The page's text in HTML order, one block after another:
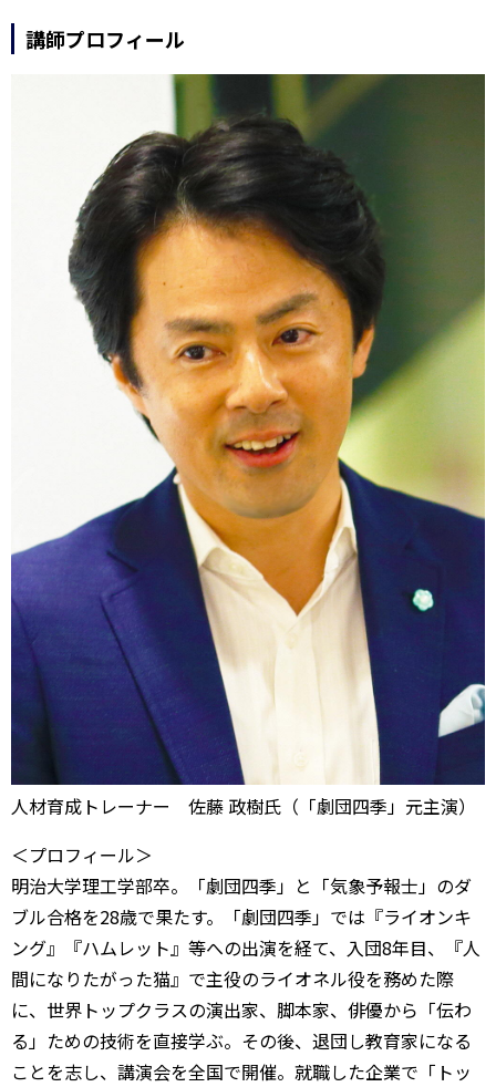
講師プロフィール
人材育成トレーナー 佐藤 政樹氏（「劇団四季」元主演）
＜プロフィール＞
明治大学理工学部卒。「劇団四季」と「気象予報士」のダ
ブル合格を28歳で果たす。「劇団四季」では『ライオンキ
ング』『ハムレット』等への出演を経て、入団8年目、『人
間になりたがった猫』で主役のライオネル役を務めた際
に、世界トップクラスの演出家、脚本家、俳優から「伝わ
る」ための技術を直接学ぶ。その後、退団し教育家になる
ことを志し、講演会を全国で開催。就職した企業で「トッ